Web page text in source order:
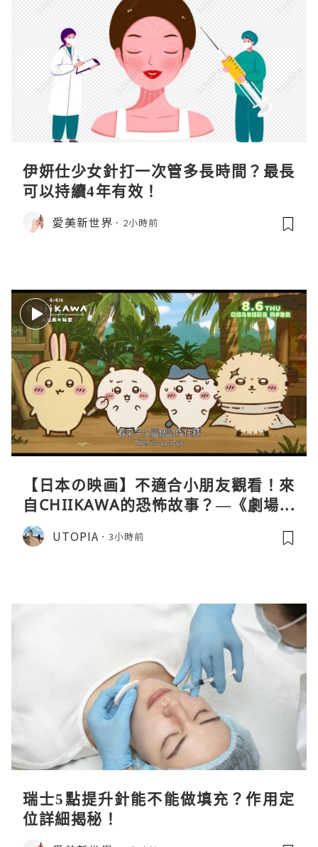
伊妍仕少女針打一次管多長時間？最長
可以持續4年有效！
愛美新世界 2小時前
【日本の映画】不適合小朋友觀看！來
自CHIIKAWA的恐怖故事？—《劇場版
CHIIKAWA 人魚島的秘密》
UTOPIA 3小時前
瑞士5點提升針能不能做填充？作用定
位詳細揭秘！